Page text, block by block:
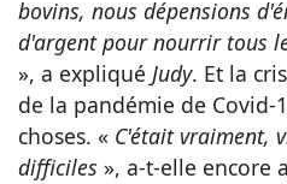
bovins, nous dépensions
d'argent pour nourrir tous
», a expliqué Judy. Et la
de la pandémie de Covid-
choses. « C'était vraiment,
difficiles », a-t-elle encore